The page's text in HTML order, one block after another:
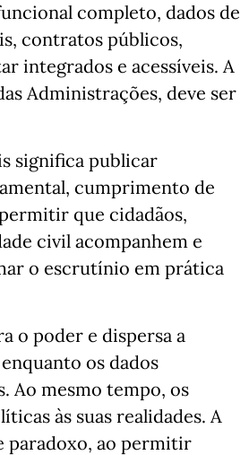
completo, dados de
contratos públicos,
integrados e acessíveis. A
Administrações, deve ser
significa publicar
cumprimento de
que cidadãos,
civil acompanhem e
o escrutínio em prática
o poder e dispersa a
os dados
Ao mesmo tempo, os
às suas realidades. A
paradoxo, ao permitir